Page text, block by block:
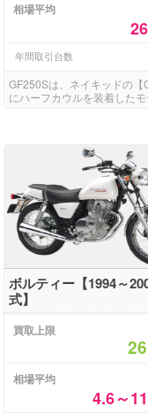
相場平均
年間取引台数
GF250Sは、ネイキッドの【
にハーフカウルを装着したモ
ボルティー【1994～
式】
買取上限
相場平均
4.6～